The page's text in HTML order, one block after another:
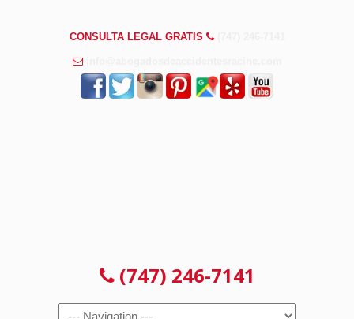
CONSULTA LEGAL GRATIS
(747) 246-7141
Navigation